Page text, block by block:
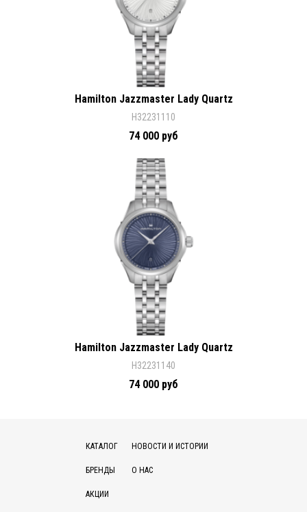
Hamilton Jazzmaster Lady Quartz
H32231110
74 000 руб
Hamilton Jazzmaster Lady Quartz
H32231140
74 000 руб
КАТАЛОГ
БРЕНДЫ
АКЦИИ
НОВОСТИ И ИСТОРИИ
О НАС